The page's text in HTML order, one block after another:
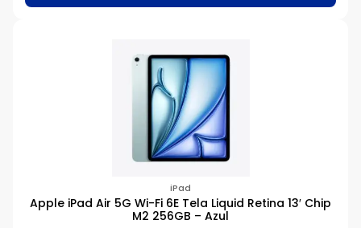
iPad
Apple iPad Air 5G Wi-Fi 6E Tela Liquid Retina 13′ Chip
M2 256GB – Azul